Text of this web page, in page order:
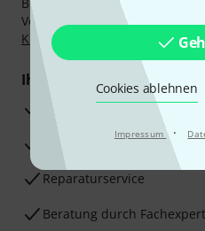
Cookies ablehnen
Impressum ·
Vorkasse, PayPal, Amazon Pay,
Klarna Ratenzahlung
oder
Ihre Vorteile
3 Jahre Thomann Garantie
30 Tage Money-Back-
Reparaturservice
Beratung durch